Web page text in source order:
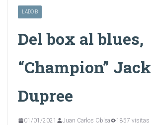
LADO B
Del box al blues,
“Champion” Jack
Dupree
01/01/2021 Juan Carlos Oblea 1857 visitas